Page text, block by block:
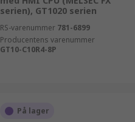
serien), GT1020 serien
RS-varenummer 781-6899
Producentens varenummer
GT10-C10R4-8P
På lager